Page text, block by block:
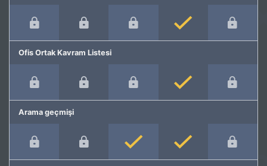
Ofis Ortak Kavram Listesi
Arama geçmişi